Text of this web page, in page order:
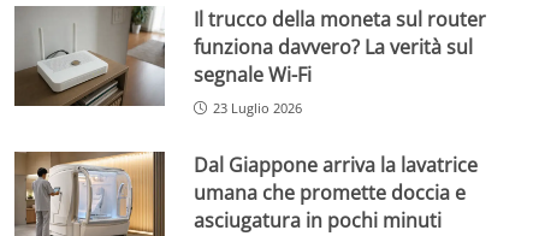
Il trucco della moneta sul router
funziona davvero? La verità sul
segnale Wi-Fi
23 Luglio 2026
Dal Giappone arriva la lavatrice
umana che promette doccia e
asciugatura in pochi minuti